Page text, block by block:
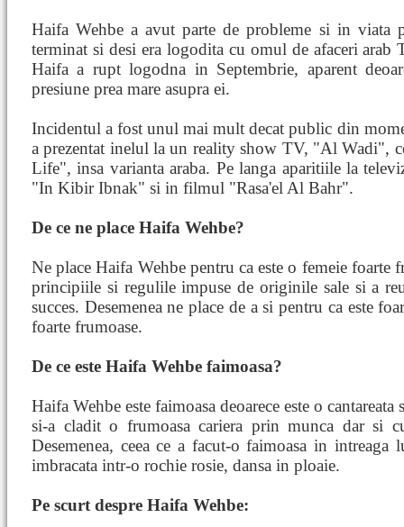
Haifa Wehbe a avut parte de probleme si in viata
terminat si desi era logodita cu omul de afaceri
Haifa a rupt logodna in Septembrie, aparent
presiune prea mare asupra ei.
Incidentul a fost unul mai mult decat public din
a prezentat inelul la un reality show TV, "Al Wadi",
Life", insa varianta araba. Pe langa aparitiile la
"In Kibir Ibnak" si in filmul "Rasa'el Al Bahr".
De ce ne place Haifa Wehbe?
Ne place Haifa Wehbe pentru ca este o femeie foarte
principiile si regulile impuse de originile sale si a
succes. Desemenea ne place de a si pentru ca este
foarte frumoase.
De ce este Haifa Wehbe faimoasa?
Haifa Wehbe este faimoasa deoarece este o
si-a cladit o frumoasa cariera prin munca dar si
Desemenea, ceea ce a facut-o faimoasa in intreaga
imbracata intr-o rochie rosie, dansa in ploaie.
Pe scurt despre Haifa Wehbe: